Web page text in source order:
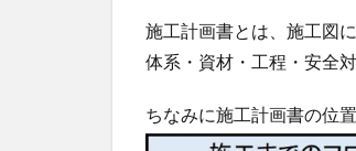
施工計画書とは、施工図
体系・資材・工程・安全
ちなみに施工計画書の位